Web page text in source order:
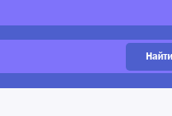
Найти